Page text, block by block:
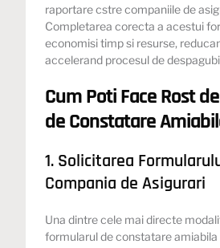
raportare cstre companiile de
Completarea corecta a acestui
economisi timp si resurse,
accelerand procesul de
Cum Poti Face Rost
de Constatare
1. Solicitarea
Compania de Asigurari
Una dintre cele mai directe
formularul de constatare amiabila